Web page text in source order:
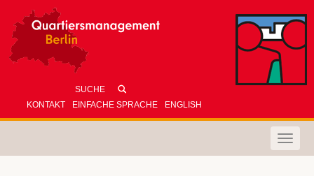
KONTAKT EINFACHE SPRACHE ENGLISH
Toggle